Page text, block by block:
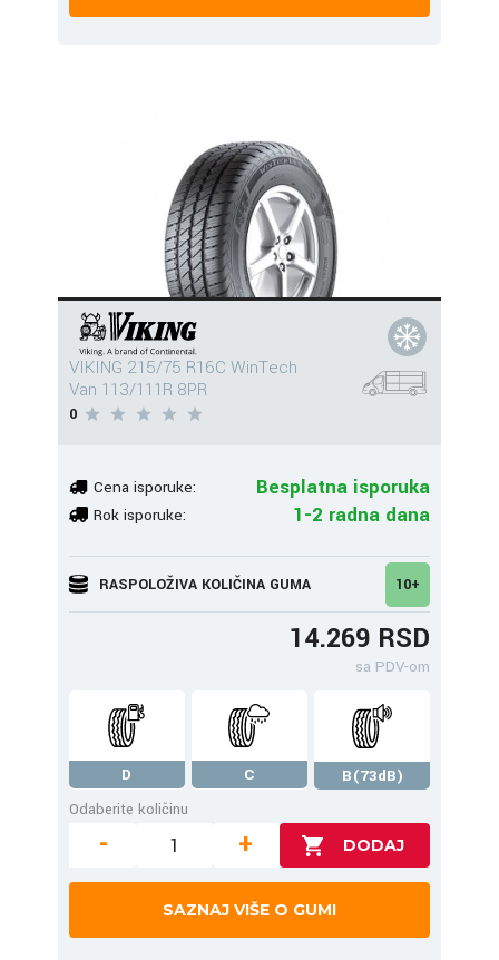
VIKING 215/75 R16C WinTech
Van 113/111R 8PR
0
Cena isporuke: Besplatna isporuka
Rok isporuke: 1-2 radna dana
RASPOLOŽIVA KOLIČINA GUMA 10+
14.269 RSD
sa PDV-om
D C
B(73dB)
Odaberite količinu
- +
SAZNAJ VIŠE O GUMI